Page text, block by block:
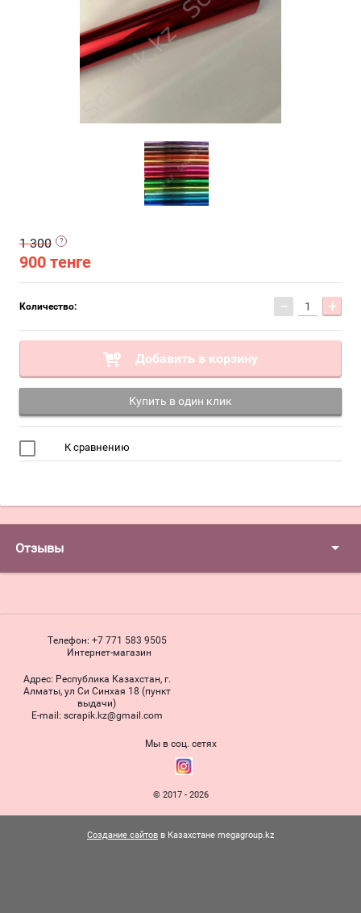
1 300
900 тенге
Количество: − +
Добавить в корзину
Купить в один клик
К сравнению
Отзывы
Телефон: +7 771 583 9505
Интернет-магазин
Адрес: Республика Казахстан, г.
Алматы, ул Си Синхая 18 (пункт
выдачи)
Е-mail: scrapik.kz@gmail.com
Мы в соц. сетях
© 2017 - 2026
Создание сайтов в Казахстане megagroup.kz